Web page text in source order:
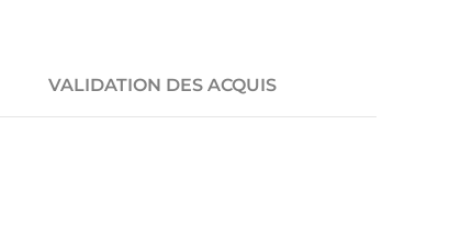
VALIDATION DES ACQUIS